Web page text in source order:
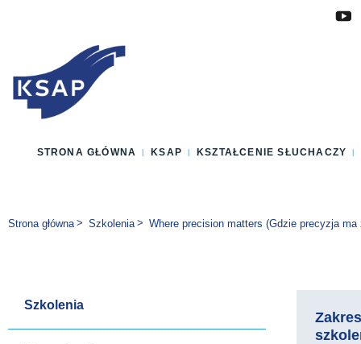
STRONA GŁÓWNA KSAP KSZTAŁCENIE SŁUCHACZY
Jesteś tutaj:
Strona główna Szkolenia Where precision matters (Gdzie precyzja
Szkolenia
Zakres